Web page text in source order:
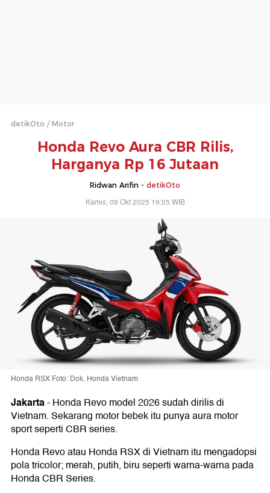
detikOto Motor
Honda Revo Aura CBR Rilis,
Harganya Rp 16 Jutaan
Ridwan Arifin - detikOto
Kamis, 09 Okt 2025 19:05 WIB
Honda RSX Foto: Dok. Honda Vietnam
Jakarta-Honda Revo model 2026 sudah dirilis di
Vietnam. Sekarang motor bebek itu punya aura motor
sport seperti CBR series.
Honda Revo atau Honda RSX di Vietnam itu mengadopsi
pola tricolor; merah, putih, biru seperti warna-warna pada
Honda CBR Series.